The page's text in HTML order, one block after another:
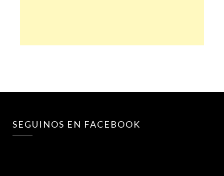
SEGUINOS EN FACEBOOK